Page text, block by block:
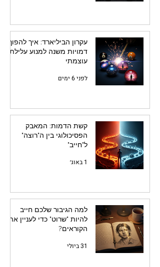
עקרון הביליארד: איך להפוך
דמויות משנה למנוע עלילתי
עוצמתי
לפני 6 ימים
קשת הדמות: המאבק
הפסיכולוגי בין ה"רוצה"
ל"חייב"
1 באוג׳
למה הגיבור שלכם חייב
להיות "שרוט" כדי לעניין את
הקוראים?
31 ביולי